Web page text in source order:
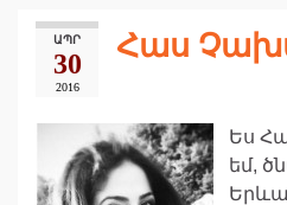
ԱՊՐ
30
2016
Հաս
Ես
եմ,